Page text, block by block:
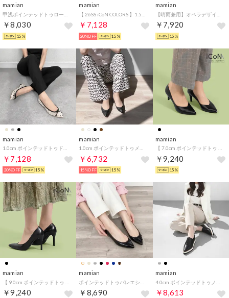
mamian
￥8,030
15%
mamian
￥7,128
20%OFF 15%
mamian
￥7,920
15%
mamian
￥7,128
20%OFF 15%
mamian
￥6,732
15%OFF 15%
mamian
￥9,240
15%
mamian
￥9,240
mamian
￥8,690
mamian
￥8,613